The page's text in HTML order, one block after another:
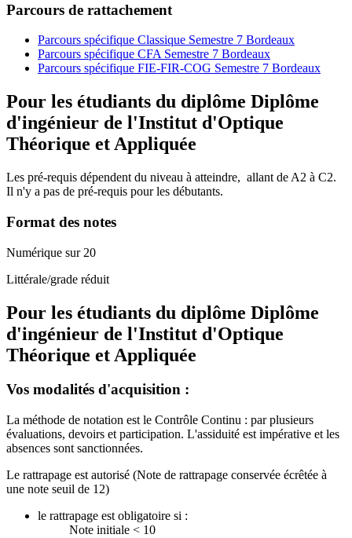
Parcours de rattachement
Parcours spécifique Classique Semestre 7 Bordeaux
Parcours spécifique CFA Semestre 7 Bordeaux
Parcours spécifique FIE-FIR-COG Semestre 7 Bordeaux
Pour les étudiants du diplôme Diplôme
d'ingénieur de l'Institut d'Optique
Théorique et Appliquée
Les pré-requis dépendent du niveau à atteindre, allant de A2 à C2.
Il n'y a pas de pré-requis pour les débutants.
Format des notes
Numérique sur 20
Littérale/grade réduit
Pour les étudiants du diplôme Diplôme
d'ingénieur de l'Institut d'Optique
Théorique et Appliquée
Vos modalités d'acquisition :
La méthode de notation est le Contrôle Continu : par plusieurs
évaluations, devoirs et participation. L'assiduité est impérative et les
absences sont sanctionnées.
Le rattrapage est autorisé (Note de rattrapage conservée écrêtée à
une note seuil de 12)
le rattrapage est obligatoire si :
Note initiale < 10